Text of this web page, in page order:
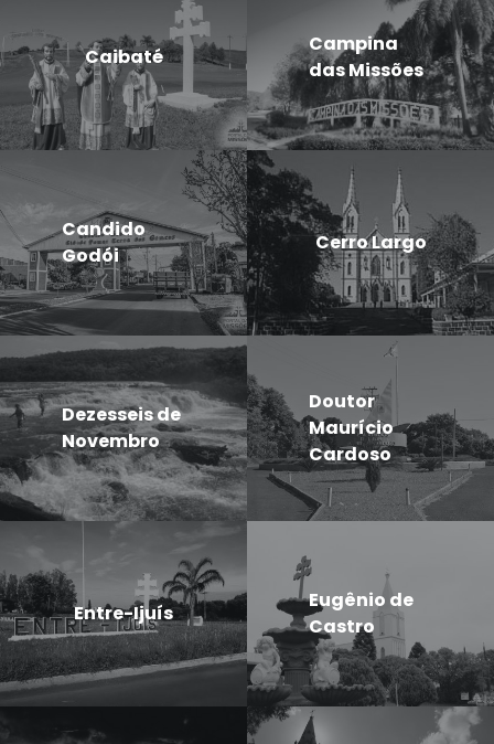
Caibaté
Campina
das Missões
Candido
Godói
Cerro Largo
Dezesseis de
Novembro
Doutor
Maurício
Cardoso
Entre-Ijuís
Eugênio de
Castro